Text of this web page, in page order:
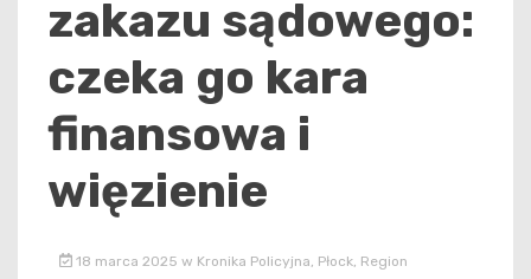
zakazu sądowego:
czeka go kara
finansowa i
więzienie
18 marca 2025 w Kronika Policyjna Płock, Region